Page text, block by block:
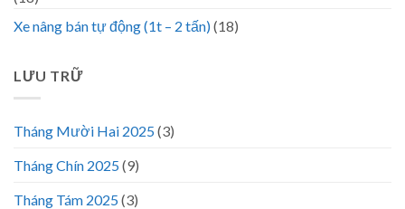
Xe nâng bán tự động (1t – 2 tấn)(18)
LƯU TRỮ
Tháng Mười Hai 2025(3)
Tháng Chín 2025(9)
Tháng Tám 2025(3)